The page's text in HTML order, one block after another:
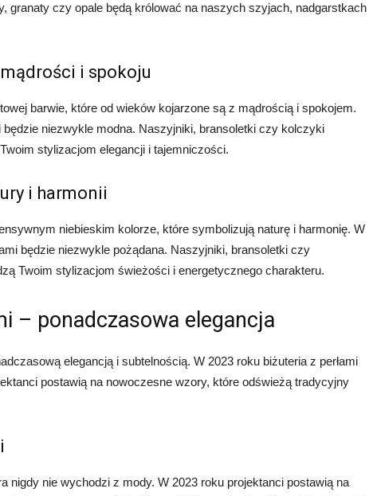
granaty czy opale będą królować na naszych szyjach, nadgarstkach
i spokoju
barwie, które od wieków kojarzone są z mądrością i spokojem.
niezwykle modna. Naszyjniki, bransoletki czy kolczyki
stylizacjom elegancji i tajemniczości.
i harmonii
niebieskim kolorze, które symbolizują naturę i harmonię. W
będzie niezwykle pożądana. Naszyjniki, bransoletki czy
Twoim stylizacjom świeżości i energetycznego charakteru.
– ponadczasowa elegancja
elegancją i subtelnością. W 2023 roku biżuteria z perłami
postawią na nowoczesne wzory, które odświeżą tradycyjny
nigdy nie wychodzi z mody. W 2023 roku projektanci postawią na